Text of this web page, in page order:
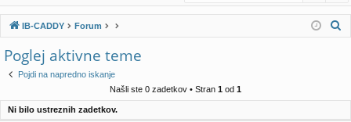
p
ov
ez
e
mi
av
a
ist
rir
IB-CADDY Forum
Poglej aktivne teme
Pojdi na napredno iskanje
Našli ste 0 zadetkov • Stran 1 od 1
Ni bilo ustreznih zadetkov.